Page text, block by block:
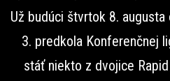
Už budúci štvrtok 8.
3. predkola Konferenčnej
stáť niekto z dvojice